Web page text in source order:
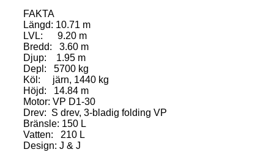
FAKTA
Längd: 10.71 m
LVL: 9.20 m
Bredd: 3.60 m
Djup: 1.95 m
Depl: 5700 kg
Köl: järn, 1440 kg
Höjd: 14.84 m
Motor: VP D1-30
Drev: S drev, 3-bladig folding VP
Bränsle: 150 L
Vatten: 210 L
Design: J & J